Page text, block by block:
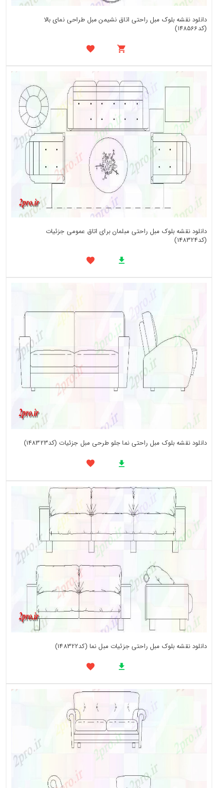
دانلود نقشه بلوک مبل راحتی اتاق نشیمن مبل طراحی نمای بالا
(کد148566)
دانلود نقشه بلوک مبل راحتی مبلمان برای اتاق عمومی جزئیات
(کد148324)
دانلود نقشه بلوک مبل راحتی نما جلو طرحی مبل جزئیات (کد148323)
دانلود نقشه بلوک مبل راحتی جزئیات مبل نما (کد148322)